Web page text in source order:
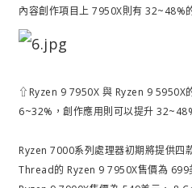
內容創作項目上 7950X則有 32~48%
⇧Ryzen 9 7950X 與 Ryzen 9 5950X
6~32%，創作應用則可以提升
Ryzen 7000系列處理器初期將提供
Thread的 Ryzen 9 7950X售價為